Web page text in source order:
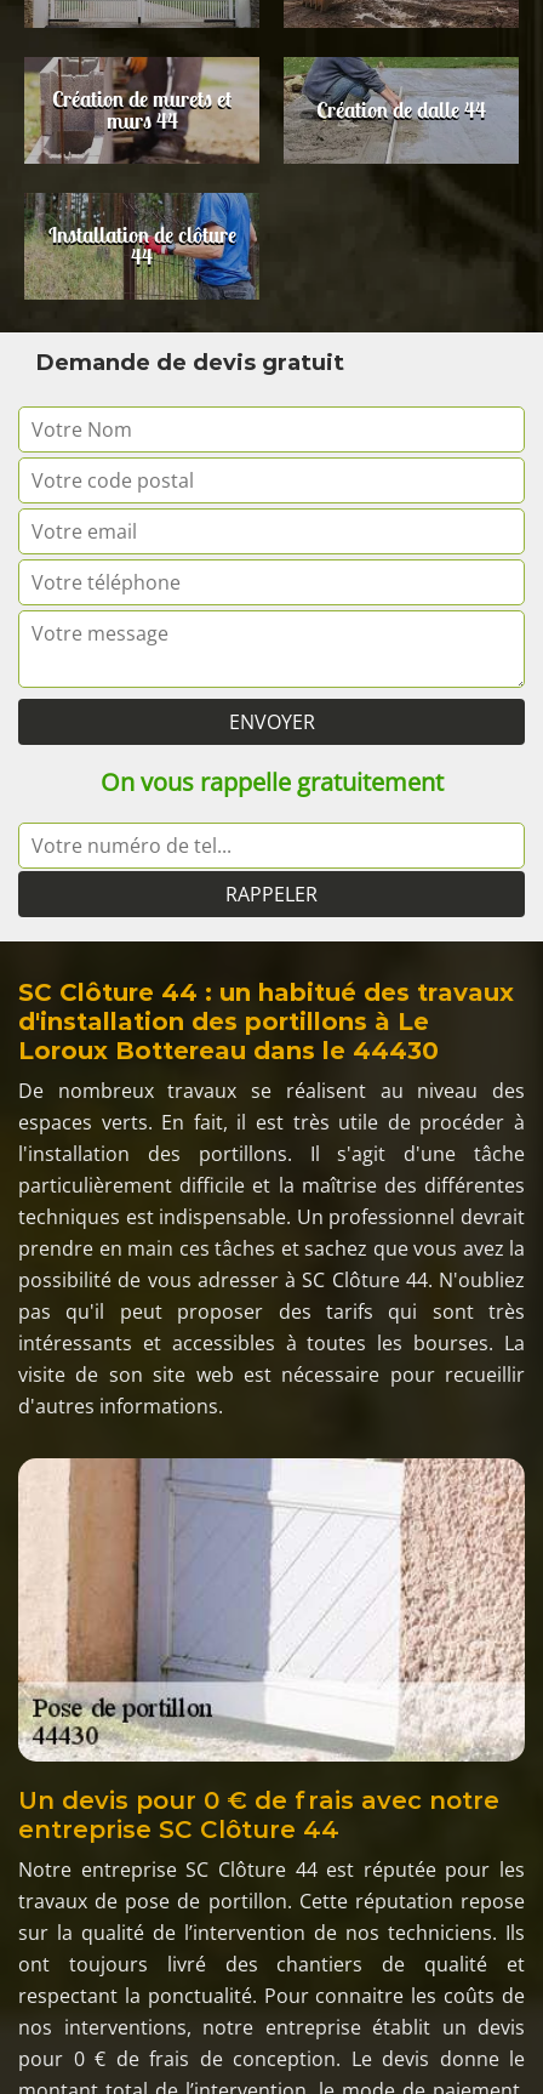
Création de murets et
murs 44 Création de dalle 44
Installation de clôture
44
Demande de devis gratuit
On vous rappelle gratuitement
SC Clôture 44 : un habitué des travaux
d'installation des portillons à Le
Loroux Bottereau dans le 44430
De nombreux travaux se réalisent au niveau des
espaces verts. En fait, il est très utile de procéder à
l'installation des portillons. Il s'agit d'une tâche
particulièrement difficile et la maîtrise des différentes
techniques est indispensable. Un professionnel devrait
prendre en main ces tâches et sachez que vous avez la
possibilité de vous adresser à SC Clôture 44. N'oubliez
pas qu'il peut proposer des tarifs qui sont très
intéressants et accessibles à toutes les bourses. La
visite de son site web est nécessaire pour recueillir
d'autres informations.
Un devis pour 0 € de frais avec notre
entreprise SC Clôture 44
Notre entreprise SC Clôture 44 est réputée pour les
travaux de pose de portillon. Cette réputation repose
sur la qualité de l’intervention de nos techniciens. Ils
ont toujours livré des chantiers de qualité et
respectant la ponctualité. Pour connaitre les coûts de
nos interventions, notre entreprise établit un devis
pour 0 € de frais de conception. Le devis donne le